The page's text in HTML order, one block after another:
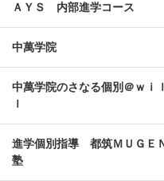
ＡＹＳ 内部進学コース
中萬学院
中萬学院のさなる個別＠ｗｉｌ
ｌ
進学個別指導 都筑ＭＵＧＥ
塾